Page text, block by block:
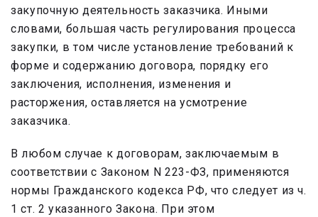
закупочную деятельность заказчика. Иными
словами, большая часть регулирования процесса
закупки, в том числе установление требований к
форме и содержанию договора, порядку его
заключения, исполнения, изменения и
расторжения, оставляется на усмотрение
заказчика.
В любом случае к договорам, заключаемым в
соответствии с Законом N 223-ФЗ, применяются
нормы Гражданского кодекса РФ, что следует из ч.
1 ст. 2 указанного Закона. При этом